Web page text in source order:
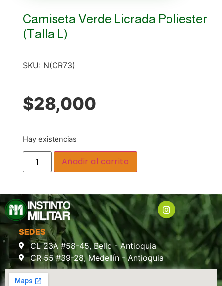
Camiseta Verde Licrada Poliester
(Talla L)
SKU: N(CR73)
$28,000
Hay existencias
Añadir al carrito
SEDES
CL 23A #58-45, Bello - Antioquia
CR 55 #39-28, Medellín - Antioquia